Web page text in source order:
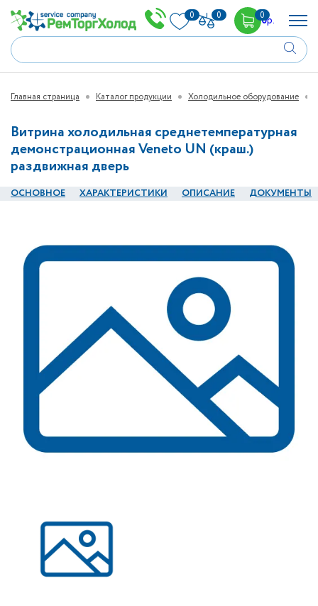
0 0 00р.
Главная страница Каталог продукции Холодильное оборудование
Витрина холодильная среднетемпературная
демонстрационная Veneto UN (краш.)
раздвижная дверь
ОСНОВНОЕ ХАРАКТЕРИСТИКИ ОПИСАНИЕ ДОКУМЕНТЫ